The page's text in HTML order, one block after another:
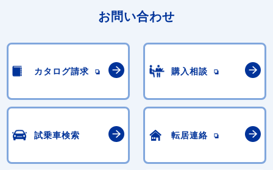
お問い合わせ
カタログ請求 購入相談
試乗車検索 転居連絡